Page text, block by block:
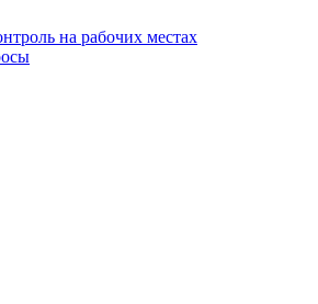
на рабочих местах